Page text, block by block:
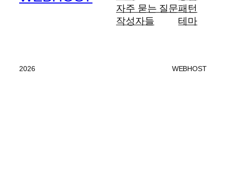
자주 묻는 질문
작성자들
패턴
테마
2026 WEBHOST